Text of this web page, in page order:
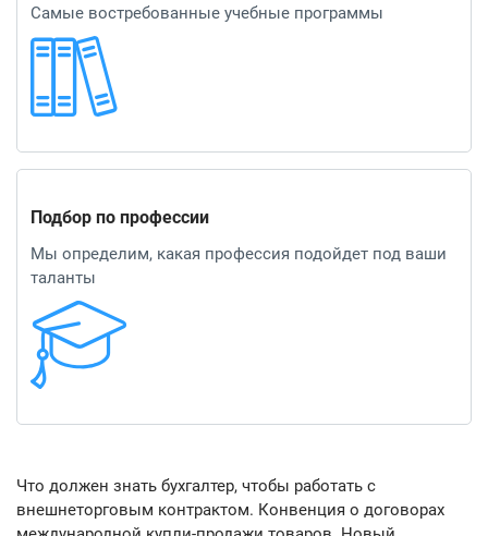
Самые востребованные учебные программы
Подбор по профессии
Мы определим, какая профессия подойдет под ваши
таланты
Что должен знать бухгалтер, чтобы работать с
внешнеторговым контрактом. Конвенция о договорах